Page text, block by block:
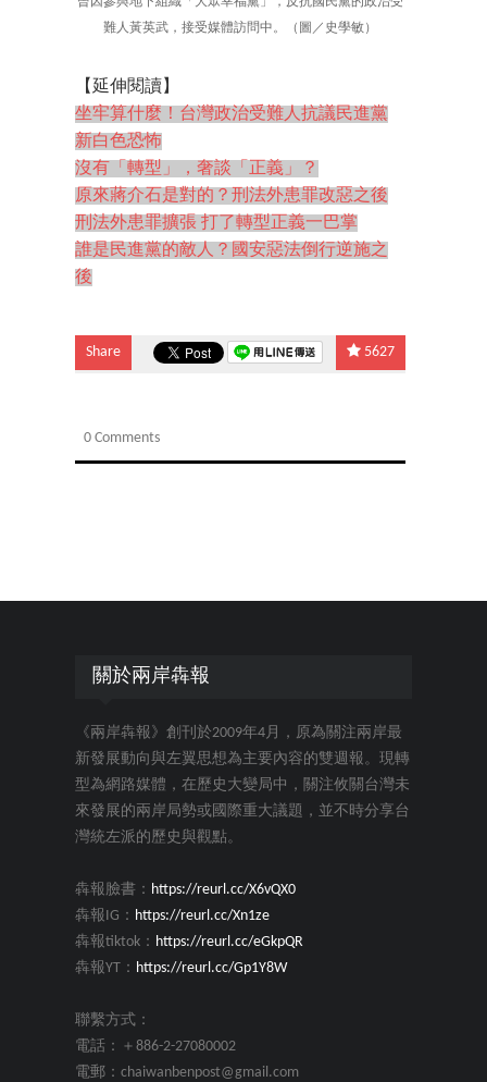
難人黃英武，接受媒體訪問中。（圖／史學敏）
【延伸閱讀】
坐牢算什麼！台灣政治受難人抗議民進黨
新白色恐怖
沒有「轉型」，奢談「正義」？
原來蔣介石是對的？刑法外患罪改惡之後
刑法外患罪擴張 打了轉型正義一巴掌
誰是民進黨的敵人？國安惡法倒行逆施之
後
Share 5627
0 Comments
關於兩岸犇報
《兩岸犇報》創刊於2009年4月，原為關注兩岸最
新發展動向與左翼思想為主要內容的雙週報。現轉
型為網路媒體，在歷史大變局中，關注攸關台灣未
來發展的兩岸局勢或國際重大議題，並不時分享台
灣統左派的歷史與觀點。
犇報臉書： https://reurl.cc/X6vQX0
犇報IG： https://reurl.cc/Xn1ze
犇報tiktok： https://reurl.cc/eGkpQR
犇報YT： https://reurl.cc/Gp1Y8W
聯繫方式：
電話：＋886-2-27080002
電郵：chaiwanbenpost@gmail.com